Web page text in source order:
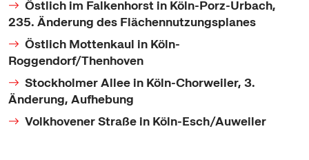
Östlich im Falkenhorst in Köln-Porz-Urbach,
235. Änderung des Flächennutzungsplanes
Östlich Mottenkaul in Köln-
Roggendorf/Thenhoven
Stockholmer Allee in Köln-Chorweiler, 3.
Änderung, Aufhebung
Volkhovener Straße in Köln-Esch/Auweiler